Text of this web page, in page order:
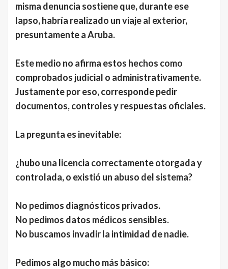
misma denuncia sostiene que, durante ese
lapso, habría realizado un viaje al exterior,
presuntamente a Aruba.
Este medio no afirma estos hechos como
comprobados judicial o administrativamente.
Justamente por eso, corresponde pedir
documentos, controles y respuestas oficiales.
La pregunta es inevitable:
¿hubo una licencia correctamente otorgada y
controlada, o existió un abuso del sistema?
No pedimos diagnósticos privados.
No pedimos datos médicos sensibles.
No buscamos invadir la intimidad de nadie.
Pedimos algo mucho más básico: